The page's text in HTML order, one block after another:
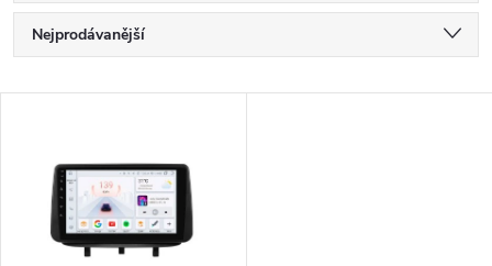
Ř
a
Nejprodávanější
Abecedně